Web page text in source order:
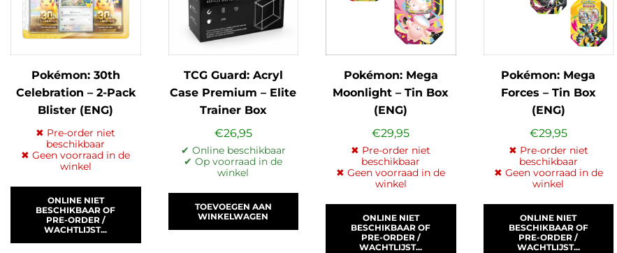
Pokémon: 30th
Celebration – 2-Pack
Blister (ENG)
✖ Pre-order niet
beschikbaar
✖ Geen voorraad in de
winkel
ONLINE NIET
BESCHIKBAAR OF
PRE-ORDER /
WACHTLIJST...
TCG Guard: Acryl
Case Premium – Elite
Trainer Box
(Pokémon)
€26,95
✔ Online beschikbaar
✔ Op voorraad in de
winkel
TOEVOEGEN AAN
WINKELWAGEN
Pokémon: Mega
Moonlight – Tin Box
(ENG)
€29,95
✖ Pre-order niet
beschikbaar
✖ Geen voorraad in de
winkel
ONLINE NIET
BESCHIKBAAR OF
PRE-ORDER /
WACHTLIJST...
Pokémon: Mega
Forces – Tin Box
(ENG)
€29,95
✖ Pre-order niet
beschikbaar
✖ Geen voorraad in de
winkel
ONLINE NIET
BESCHIKBAAR OF
PRE-ORDER /
WACHTLIJST...